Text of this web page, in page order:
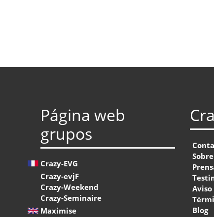
Página web
grupos
Crazy-EVG
Crazy-evjF
Crazy-Weekend
Crazy-Seminaire
Maximise
Aviso
Blog